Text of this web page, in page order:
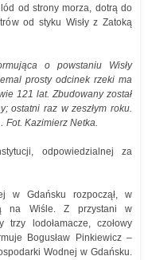
od strony morza, dotrą do
od styku Wisły z Zatoką
o powstaniu Wisły
prosty odcinek rzeki ma
121 lat. Zbudowany został
ostatni raz w zeszłym roku.
Fot. Kazimierz Netka.
odpowiedzialnej za
w Gdańsku rozpoczął, w
na Wiśle. Z przystani w
lodołamacze, czołowy
Bogusław Pinkiewicz –
Wodnej w Gdańsku.